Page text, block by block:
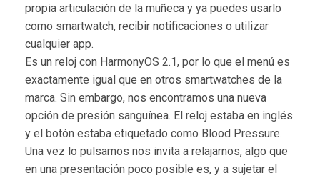
propia articulación de la muñeca y ya puedes usarlo
como smartwatch, recibir notificaciones o utilizar
cualquier app.
Es un reloj con HarmonyOS 2.1, por lo que el menú es
exactamente igual que en otros smartwatches de la
marca. Sin embargo, nos encontramos una nueva
opción de presión sanguínea. El reloj estaba en inglés
y el botón estaba etiquetado como Blood Pressure.
Una vez lo pulsamos nos invita a relajarnos, algo que
en una presentación poco posible es, y a sujetar el